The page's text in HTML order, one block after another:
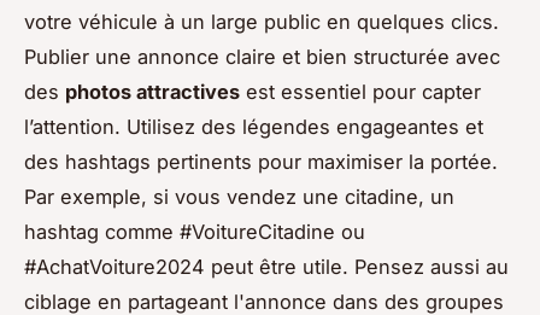
votre véhicule à un large public en quelques clics.
Publier une annonce claire et bien structurée avec
des photos attractives est essentiel pour capter
l’attention. Utilisez des légendes engageantes et
des hashtags pertinents pour maximiser la portée.
Par exemple, si vous vendez une citadine, un
hashtag comme #VoitureCitadine ou
#AchatVoiture2024 peut être utile. Pensez aussi au
ciblage en partageant l'annonce dans des groupes